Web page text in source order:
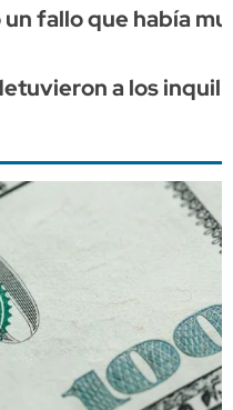
fallo que había
a los